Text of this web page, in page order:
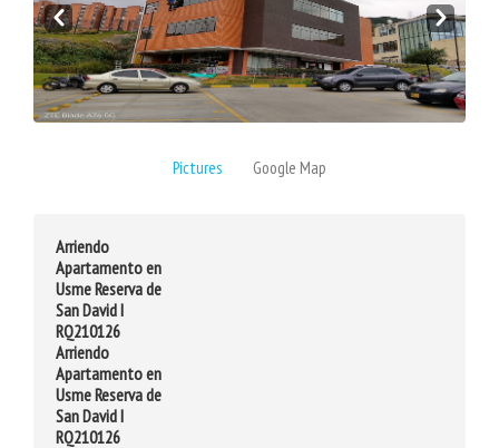
Prev Next
Pictures Google Map
Arriendo
Apartamento en
Usme Reserva de
San David I
RQ210126
Arriendo
Apartamento en
Usme Reserva de
San David I
RQ210126